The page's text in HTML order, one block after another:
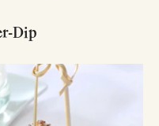
Dip